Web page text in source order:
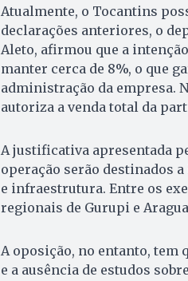
Atualmente, o Tocantins
declarações anteriores, o
Aleto, afirmou que a
manter cerca de 8%, o que
administração da empresa.
autoriza a venda total da
A justificativa apresentada
operação serão destinados
e infraestrutura. Entre os
regionais de Gurupi e
A oposição, no entanto, tem
e a ausência de estudos